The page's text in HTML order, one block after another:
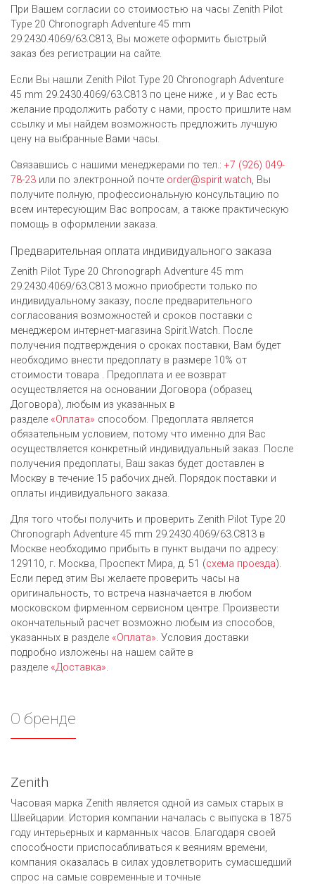
При Вашем согласии со стоимостью на часы Zenith Pilot
Type 20 Chronograph Adventure 45 mm
29.2430.4069/63.C813, Вы можете оформить быстрый
заказ без регистрации на сайте.
Если Вы нашли Zenith Pilot Type 20 Chronograph Adventure
45 mm 29.2430.4069/63.C813 по цене ниже , и у Вас есть
желание продолжить работу с нами, просто пришлите нам
ссылку и мы найдем возможность предложить лучшую
цену на выбранные Вами часы.
Связавшись с нашими менеджерами по тел.: +7 (926) 049-
78-23 или по электронной почте order@spirit.watch, Вы
получите полную, профессиональную консультацию по
всем интересующим Вас вопросам, а также практическую
помощь в оформлении заказа.
Предварительная оплата индивидуального заказа
Zenith Pilot Type 20 Chronograph Adventure 45 mm
29.2430.4069/63.C813 можно приобрести только по
индивидуальному заказу, после предварительного
согласования возможностей и сроков поставки с
менеджером интернет-магазина Spirit.Watch. После
получения подтверждения о сроках поставки, Вам будет
необходимо внести предоплату в размере 10% от
стоимости товара . Предоплата и ее возврат
осуществляется на основании Договора (образец
Договора), любым из указанных в
разделе «Оплата» способом. Предоплата является
обязательным условием, потому что именно для Вас
осуществляется конкретный индивидуальный заказ. После
получения предоплаты, Ваш заказ будет доставлен в
Москву в течение 15 рабочих дней. Порядок поставки и
оплаты индивидуального заказа.
Для того чтобы получить и проверить Zenith Pilot Type 20
Chronograph Adventure 45 mm 29.2430.4069/63.C813 в
Москве необходимо прибыть в пункт выдачи по адресу:
129110, г. Москва, Проспект Мира, д. 51 (схема проезда).
Если перед этим Вы желаете проверить часы на
оригинальность, то встреча назначается в любом
московском фирменном сервисном центре. Произвести
окончательный расчет возможно любым из cпособов,
указанных в разделе «Оплата». Условия доставки
подробно изложены на нашем сайте в
разделе «Доставка».
О бренде
Zenith
Часовая марка Zenith является одной из самых старых в
Швейцарии. История компании началась с выпуска в 1875
году интерьерных и карманных часов. Благодаря своей
способности приспосабливаться к веяниям времени,
компания оказалась в силах удовлетворить сумасшедший
спрос на самые современные и точные